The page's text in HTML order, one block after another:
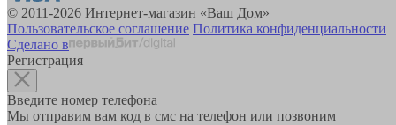
© 2011-2026 Интернет-магазин «Ваш Дом»
Пользовательское соглашение Политика конфиденциальности
Сделано в
Регистрация
Введите номер телефона
Мы отправим вам код в смс на телефон или позвоним